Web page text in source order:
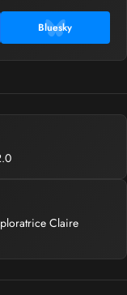
Bluesky
Claire